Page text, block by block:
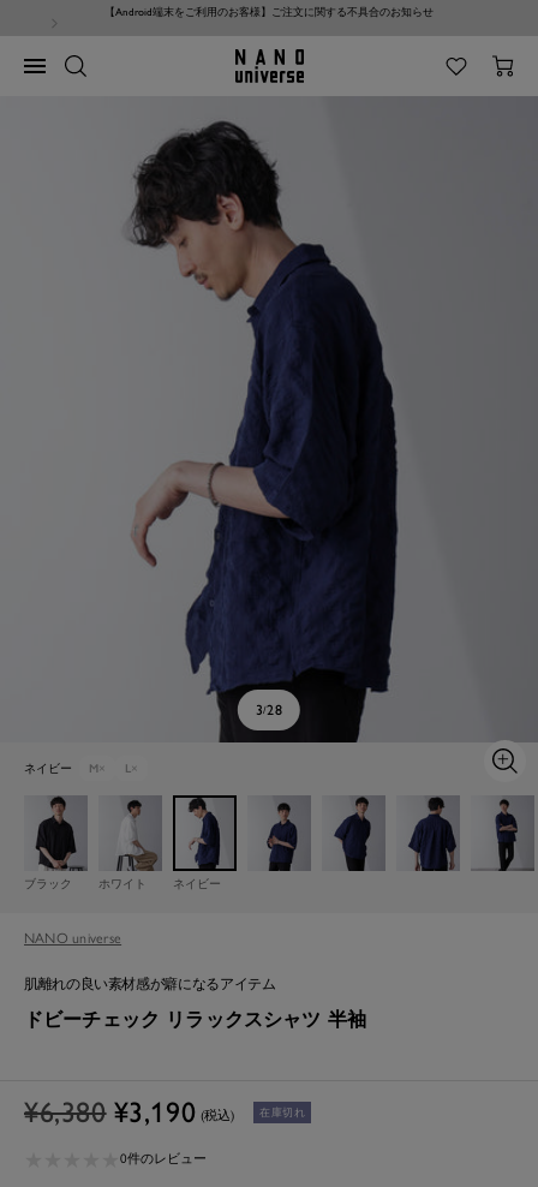
【Android端末をご利用のお客様】ご注文に関する不具合のお知らせ
ナ
NANO
universe
3/28
ネイビー M× L×
ズ
ム
イ
ン
ブラック
ホワイト ネイビー
NANO universe
肌離れの良い素材感が癖になるアイテム
ドビーチェック リラックスシャツ 半袖
通
¥6,380 セ
ル
¥3,190 (税込) 在庫切れ
0件のレビュー